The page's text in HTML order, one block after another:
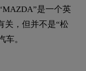
是一个英
关，但并不是“松
车。